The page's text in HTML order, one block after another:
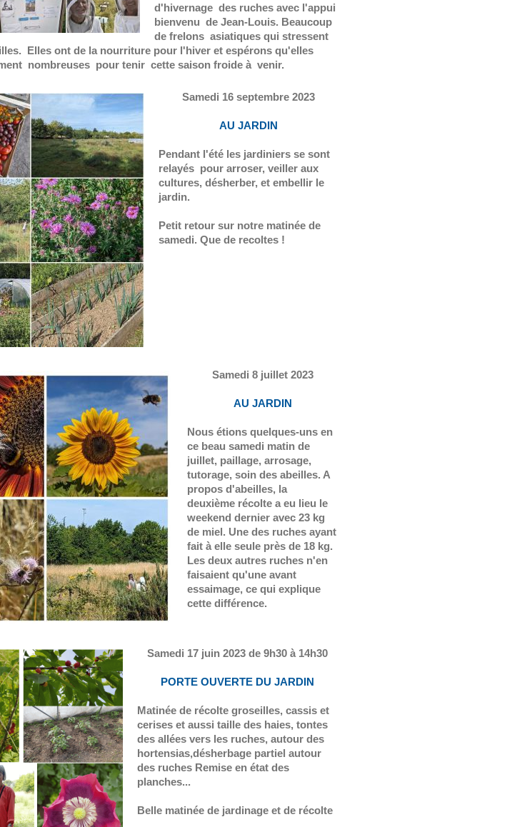
d'hivernage des ruches avec l'appui
bienvenu de Jean-Louis. Beaucoup
de frelons asiatiques qui stressent
Elles ont de la nourriture pour l'hiver et espérons qu'elles
nombreuses pour tenir cette saison froide à venir.
Samedi 16 septembre 2023
AU JARDIN
Pendant l'été les jardiniers se sont
relayés pour arroser, veiller aux
cultures, désherber, et embellir le
jardin.
Petit retour sur notre matinée de
samedi. Que de recoltes !
Samedi 8 juillet 2023
AU JARDIN
Nous étions quelques-uns en
ce beau samedi matin de
juillet, paillage, arrosage,
tutorage, soin des abeilles. A
propos d'abeilles, la
deuxième récolte a eu lieu le
weekend dernier avec 23 kg
de miel. Une des ruches ayant
fait à elle seule près de 18 kg.
Les deux autres ruches n'en
faisaient qu'une avant
essaimage, ce qui explique
cette différence.
Samedi 17 juin 2023 de 9h30 à 14h30
PORTE OUVERTE DU JARDIN
Matinée de récolte groseilles, cassis et
cerises et aussi taille des haies, tontes
des allées vers les ruches, autour des
hortensias,désherbage partiel autour
des ruches Remise en état des
planches...
Belle matinée de jardinage et de récolte